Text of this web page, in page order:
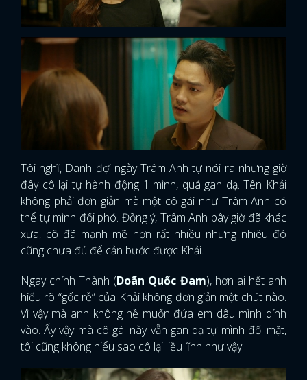
Tôi nghĩ, Danh đợi ngày Trâm Anh tự nói ra nhưng giờ
đây cô lại tự hành động 1 mình, quá gan dạ. Tên Khải
không phải đơn giản mà một cô gái như Trâm Anh có
thể tự mình đối phó. Đồng ý, Trâm Anh bây giờ đã khác
xưa, cô đã mạnh mẽ hơn rất nhiều nhưng nhiêu đó
cũng chưa đủ để cản bước được Khải.
Ngay chính Thành (Doãn Quốc Đam), hơn ai hết anh
hiểu rõ “gốc rễ” của Khải không đơn giản một chút nào.
Vì vậy mà anh không hề muốn đứa em dâu mình dính
vào. Ấy vậy mà cô gái này vẫn gan dạ tự mình đối mặt,
tôi cũng không hiểu sao cô lại liều lĩnh như vậy.